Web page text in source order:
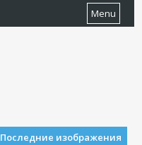
Menu
Последние изображения